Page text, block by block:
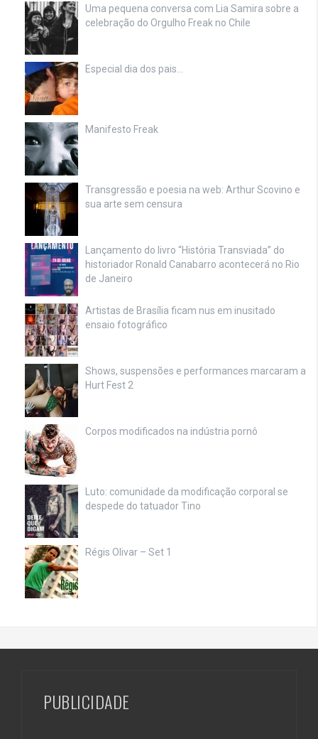
Uma pequena conversa com Lia Samira sobre a
celebração do Orgulho Freak no Chile
Especial dia dos pais…
Manifesto Freak
Transgressão e poesia na web: Arthur Scovino e
sua arte sem censura
Lançamento do livro “História Transviada” do
historiador Ronald Canabarro acontecerá no Rio
de Janeiro
Artistas de Brasília ficam nus em inusitado
ensaio fotográfico
Shows, suspensões e performances marcaram a
Hurt Fest 2
Corpos modificados na indústria pornô
Luto: comunidade da modificação corporal se
despede do tatuador Tino
Régis Olivar – Set 1
PUBLICIDADE